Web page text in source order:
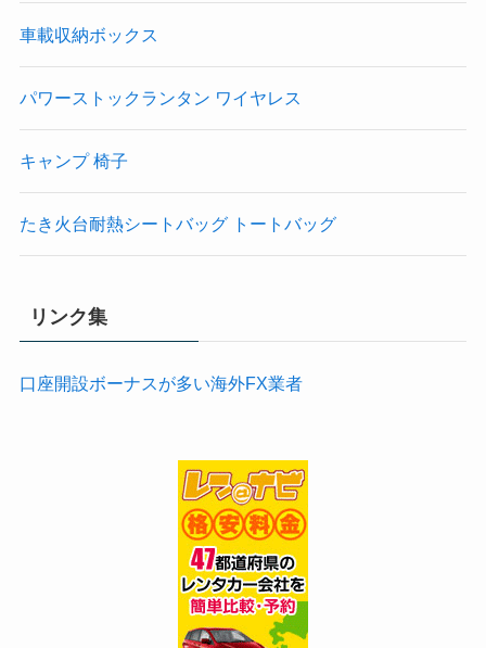
車載収納ボックス
パワーストックランタン ワイヤレス
キャンプ 椅子
たき火台耐熱シートバッグ トートバッグ
リンク集
口座開設ボーナスが多い海外FX業者